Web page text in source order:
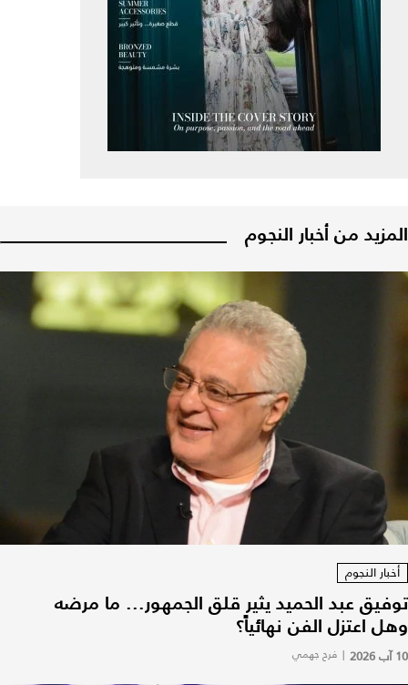
المزيد من أخبار النجوم
أخبار النجوم
توفيق عبد الحميد يثير قلق الجمهور... ما مرضه
وهل اعتزل الفن نهائياً؟
10 آب 2026 | فرح جهمي